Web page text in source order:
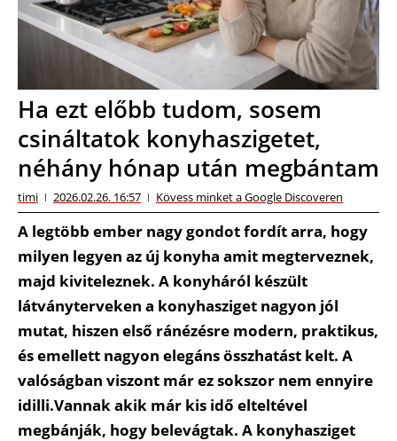
Ha ezt előbb tudom, sosem
csináltatok konyhaszigetet,
néhány hónap után megbántam
timi 2026.02.26. 16:57 Kövess minket a Google Discoveren
A legtöbb ember nagy gondot fordít arra, hogy
milyen legyen az új konyha amit megterveznek,
majd kiviteleznek. A konyháról készült
látványterveken a konyhasziget nagyon jól
mutat, hiszen első ránézésre modern, praktikus,
és emellett nagyon elegáns összhatást kelt. A
valóságban viszont már ez sokszor nem ennyire
idilli.Vannak akik már kis idő elteltével
megbánják, hogy belevágtak. A konyhasziget